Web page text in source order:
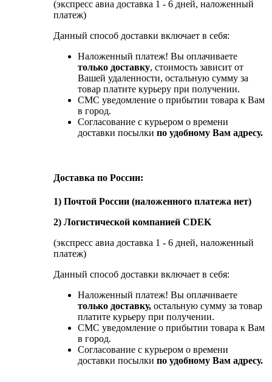
(экспресс авиа доставка 1 - 6 дней, наложенный
платеж)
Данный способ доставки включает в себя:
Наложенный платеж! Вы оплачиваете
только доставку, стоимость зависит от
Вашей удаленности, остальную сумму за
товар платите курьеру при получении.
СМС уведомление о прибытии товара к Вам
в город.
Согласование с курьером о времени
доставки посылки по удобному Вам адресу.
Доставка по России:
1) Почтой России (наложенного платежа нет)
2) Логистической компанией CDEK
(экспресс авиа доставка 1 - 6 дней, наложенный
платеж)
Данный способ доставки включает в себя:
Наложенный платеж! Вы оплачиваете
только доставку, остальную сумму за товар
платите курьеру при получении.
СМС уведомление о прибытии товара к Вам
в город.
Согласование с курьером о времени
доставки посылки по удобному Вам адресу.